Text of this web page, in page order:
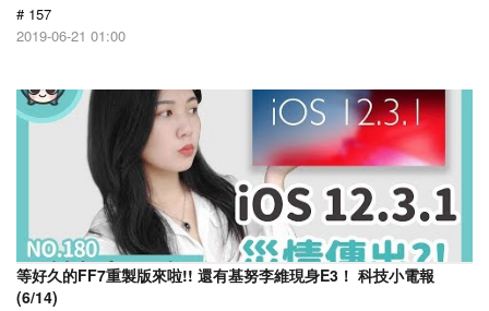
# 157
2019-06-21 01:00
等好久的FF7重製版來啦!! 還有基努李維現身E3！ 科技小電報
(6/14)